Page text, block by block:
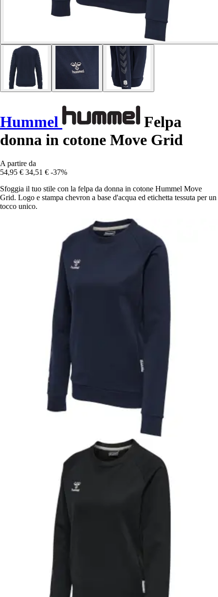
Hummel
Felpa
donna in cotone Move Grid
A partire da
54,95 € 34,51 € -37%
Sfoggia il tuo stile con la felpa da donna in cotone Hummel Move
Grid. Logo e stampa chevron a base d'acqua ed etichetta tessuta per un
tocco unico.